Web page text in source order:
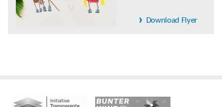
Download Flyer